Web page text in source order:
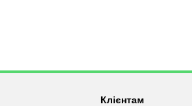
Клієнтам